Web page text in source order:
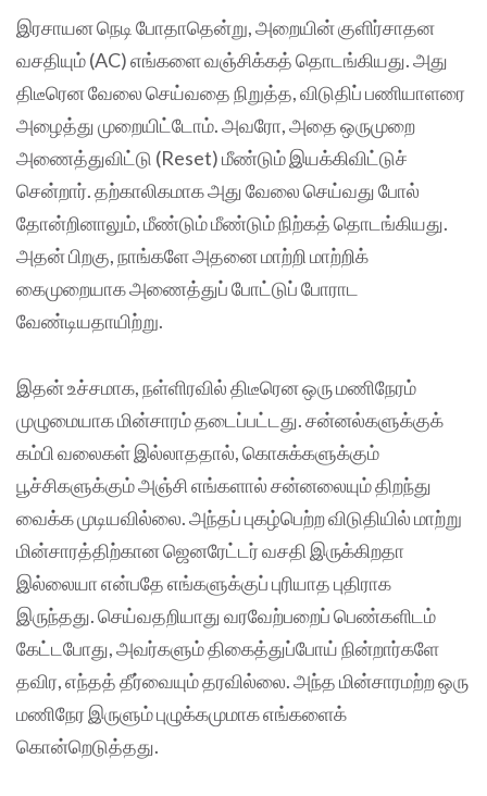
இரசாயன நெடி போதாதென்று, அறையின் குளிர்சாதன
வசதியும் (AC) எங்களை வஞ்சிக்கத் தொடங்கியது. அது
திடீரென வேலை செய்வதை நிறுத்த, விடுதிப் பணியாளரை
அழைத்து முறையிட்டோம். அவரோ, அதை ஒருமுறை
அணைத்துவிட்டு (Reset) மீண்டும் இயக்கிவிட்டுச்
சென்றார். தற்காலிகமாக அது வேலை செய்வது போல்
தோன்றினாலும், மீண்டும் மீண்டும் நிற்கத் தொடங்கியது.
அதன் பிறகு, நாங்களே அதனை மாற்றி மாற்றிக்
கைமுறையாக அணைத்துப் போட்டுப் போராட
வேண்டியதாயிற்று.
இதன் உச்சமாக, நள்ளிரவில் திடீரென ஒரு மணிநேரம்
முழுமையாக மின்சாரம் தடைப்பட்டது. சன்னல்களுக்குக்
கம்பி வலைகள் இல்லாததால், கொசுக்களுக்கும்
பூச்சிகளுக்கும் அஞ்சி எங்களால் சன்னலையும் திறந்து
வைக்க முடியவில்லை. அந்தப் புகழ்பெற்ற விடுதியில் மாற்று
மின்சாரத்திற்கான ஜெனரேட்டர் வசதி இருக்கிறதா
இல்லையா என்பதே எங்களுக்குப் புரியாத புதிராக
இருந்தது. செய்வதறியாது வரவேற்பறைப் பெண்களிடம்
கேட்டபோது, அவர்களும் திகைத்துப்போய் நின்றார்களே
தவிர, எந்தத் தீர்வையும் தரவில்லை. அந்த மின்சாரமற்ற ஒரு
மணிநேர இருளும் புழுக்கமுமாக எங்களைக்
கொன்றெடுத்தது.